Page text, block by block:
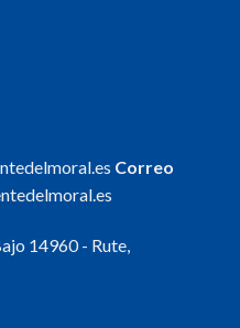
Correo
14960 - Rute,